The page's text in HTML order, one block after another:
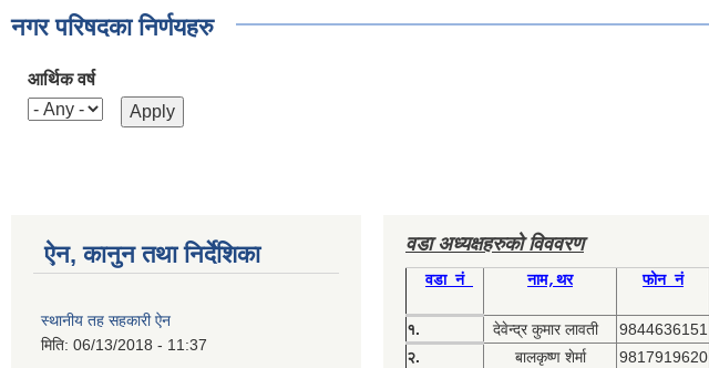
नगर परिषदका निर्णयहरु
आर्थिक वर्ष
ऐन, कानुन तथा निर्देशिका
स्थानीय तह सहकारी ऐन
मिति: 06/13/2018 - 11:37
वडा अध्यक्षहरुको विववरण
वडा नं नाम,थर फोन नं
१. देवेन्द्र कुमार लावती
9844636151
२.
बालकृष्ण शेर्मा
9817919620